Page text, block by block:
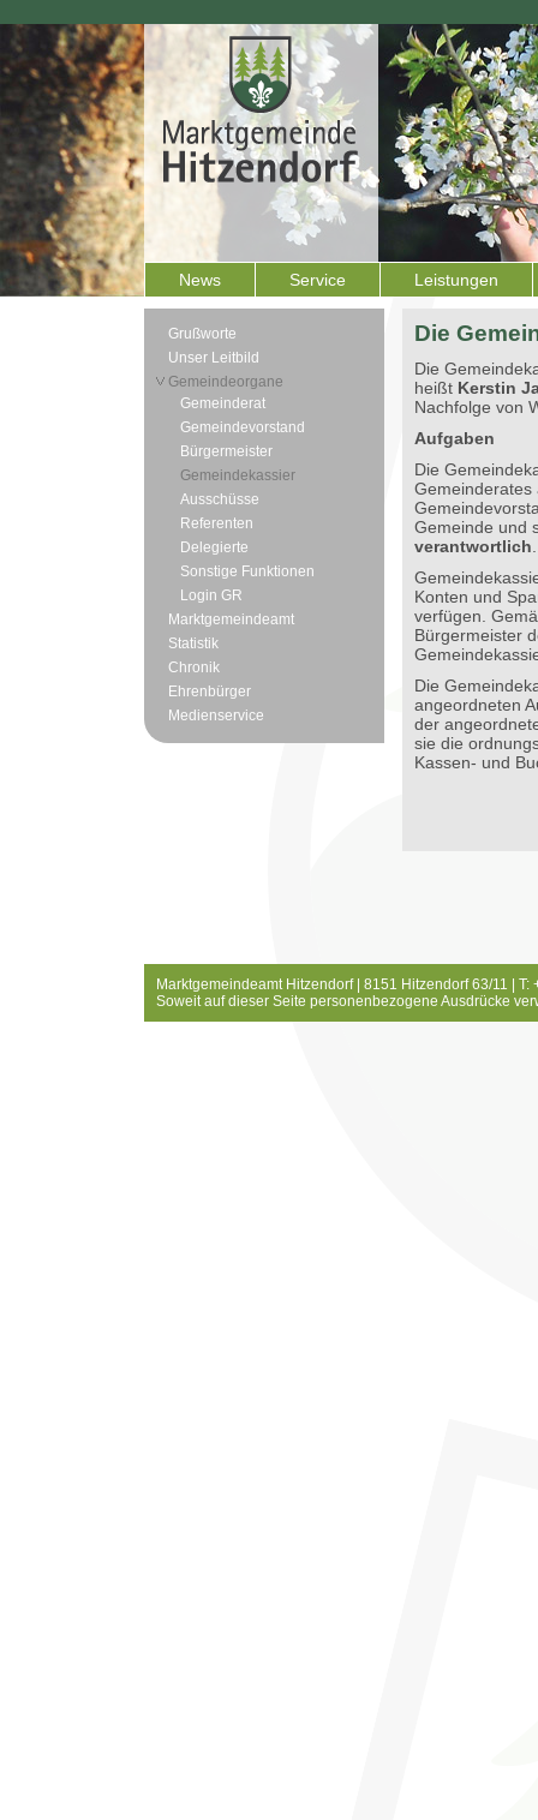
News Service Leistungen
Grußworte
Unser Leitbild
Gemeindeorgane
Gemeinderat
Gemeindevorstand
Bürgermeister
Gemeindekassier
Ausschüsse
Referenten
Delegierte
Sonstige Funktionen
Login GR
Marktgemeindeamt
Statistik
Chronik
Ehrenbürger
Medienservice
Die
Die
heißt Kerstin
Nachfolge von
Aufgaben
Die
Gemeinderates
Gemeinde und
verantwortlich
Konten und
verfügen.
Bürgermeister
Die
angeordneten
der
sie die
Kassen- und
Marktgemeindeamt Hitzendorf | 8151 Hitzendorf 63/11 |
Soweit auf dieser Seite personenbezogene Ausdrücke